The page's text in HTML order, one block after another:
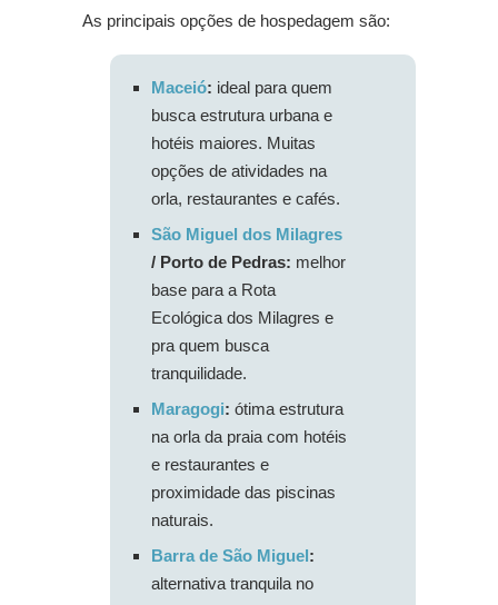
As principais opções de hospedagem são:
Maceió: ideal para quem
busca estrutura urbana e
hotéis maiores. Muitas
opções de atividades na
orla, restaurantes e cafés.
São Miguel dos Milagres
/ Porto de Pedras: melhor
base para a Rota
Ecológica dos Milagres e
pra quem busca
tranquilidade.
Maragogi: ótima estrutura
na orla da praia com hotéis
e restaurantes e
proximidade das piscinas
naturais.
Barra de São Miguel:
alternativa tranquila no